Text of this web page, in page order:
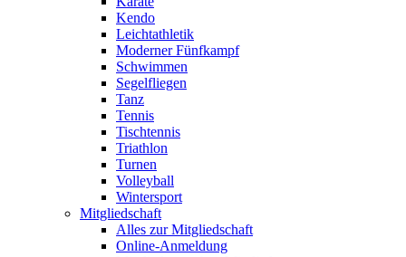
Kendo
Leichtathletik
Moderner Fünfkampf
Schwimmen
Segelfliegen
Tanz
Tennis
Tischtennis
Triathlon
Turnen
Volleyball
Wintersport
Mitgliedschaft
Alles zur Mitgliedschaft
Online-Anmeldung